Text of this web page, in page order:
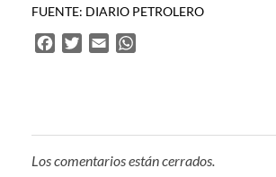
FUENTE: DIARIO PETROLERO
o
o
e
r
A
p
Los comentarios están cerrados.